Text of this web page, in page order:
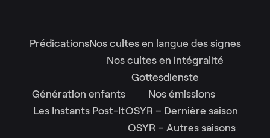
PrédicationsNos cultes en langue des signes
Nos cultes en intégralité
Gottesdienste
Génération enfants
Les Instants Post-It
Nos émissions
OSYR – Dernière saison
OSYR – Autres saisons